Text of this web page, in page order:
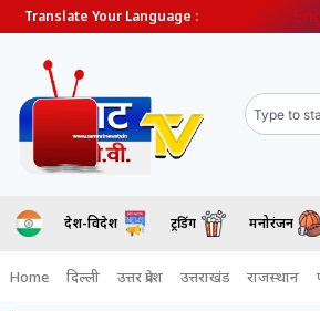
Translate Your Language :
देश-विदेश ट्रेंडिंग मनोरंजन
Home दिल्ली उत्तर प्रदेश उत्तराखंड राजस्थान